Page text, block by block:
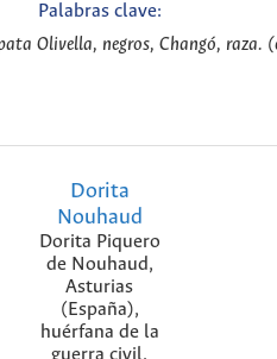
Palabras clave:
Olivella, negros, Changó, raza.
Dorita
Nouhaud
Dorita Piquero
de Nouhaud,
Asturias
(España),
huérfana de la
guerra civil,